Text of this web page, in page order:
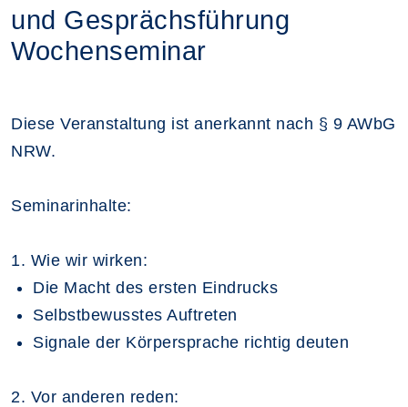
und Gesprächsführung
Wochenseminar
Diese Veranstaltung ist anerkannt nach § 9 AWbG
NRW.
Seminarinhalte:
1. Wie wir wirken:
Die Macht des ersten Eindrucks
Selbstbewusstes Auftreten
Signale der Körpersprache richtig deuten
2. Vor anderen reden: